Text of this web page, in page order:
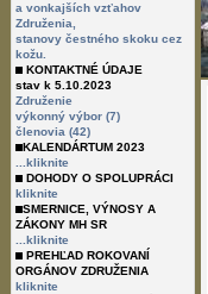
a vonkajších vzťahov
Združenia,
stanovy čestného skoku cez
kožu.
KONTAKTNÉ ÚDAJE
stav k 5.10.2023
Združenie
výkonný výbor (7)
členovia (42)
KALENDÁRTUM 2023
...kliknite
DOHODY O SPOLUPRÁCI
kliknite
SMERNICE, VÝNOSY A
ZÁKONY MH SR
...kliknite
PREHĽAD ROKOVANÍ
ORGÁNOV ZDRUŽENIA
kliknite